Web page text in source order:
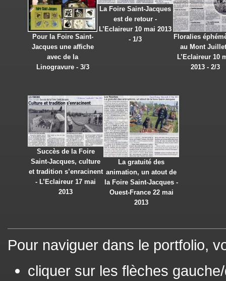
Pour la Foire Saint-
Jacques une affiche
avec de la
Linogravure - 3/3
La Foire Saint-Jacques
est de retour -
L’Eclaireur 10 mai 2013
- 1/3
Floralies
au Mont
L’Eclaireur 10
2013 - 2/3
Succès de la Foire
Saint-Jacques, culture
et tradition s’enracinent
- L’Eclaireur 17 mai
2013
La gratuité des
animation, un atout de
la Foire Saint-Jacques -
Ouest-France 22 mai
2013
Pour naviguer dans le portfolio,
cliquer sur les flèches